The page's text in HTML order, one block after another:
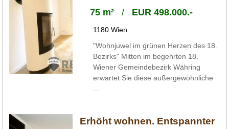
75 m²/ EUR 498.000.-
1180 Wien
"Wohnjuwel im grünen Herzen des 18.
Bezirks" Mitten im begehrten 18.
Wiener Gemeindebezirk Währing
erwartet Sie diese außergewöhnliche
Erhöht wohnen. Entspannter